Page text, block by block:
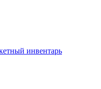
инвентарь